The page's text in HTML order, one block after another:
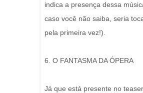
indica a presença dessa
caso você não saiba, seria
pela primeira vez!).
6. O FANTASMA DA ÓPERA
Já que está presente no